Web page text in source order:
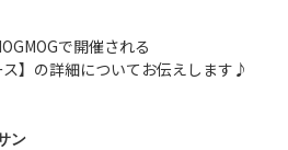
で開催される
ス】の詳細についてお伝えします♪
ン